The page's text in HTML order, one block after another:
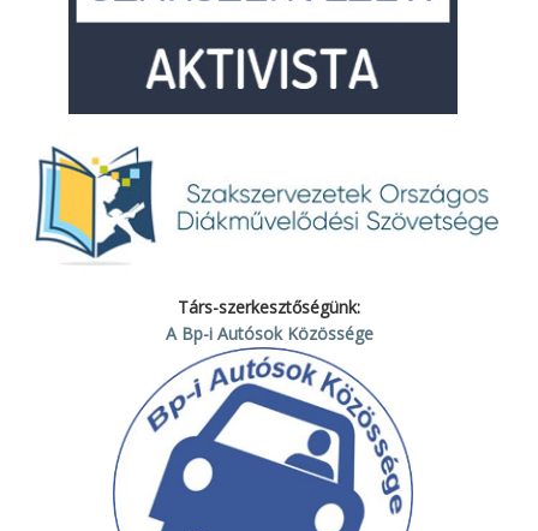
Társ-szerkesztőségünk:
A Bp-i Autósok Közössége